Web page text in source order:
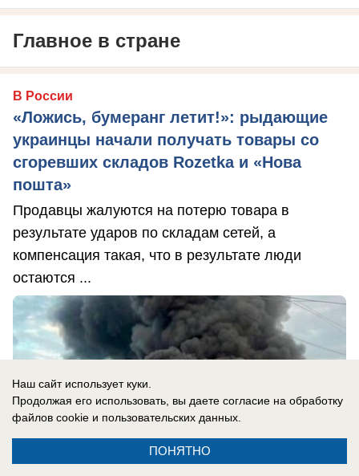
Главное в стране
В России
«Ложись, бумеранг летит!»: рыдающие
украинцы начали получать товары со
сгоревших складов Rozetka и «Нова
пошта»
Продавцы жалуются на потерю товара в
результате ударов по складам сетей, а
компенсация такая, что в результате люди
остаются ...
Наш сайт использует куки.
Продолжая его использовать, вы даете согласие на обработку
файлов cookie и пользовательских данных.
ПОНЯТНО